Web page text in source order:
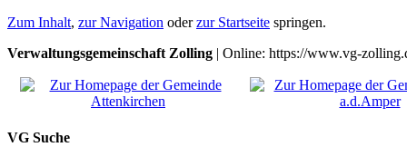
Zum Inhalt, zur Navigation oderzur Startseite springen.
Verwaltungsgemeinschaft Zolling | Online: https://www.vg-
VG Suche